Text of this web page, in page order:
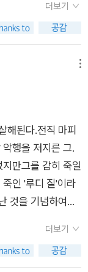
문 415
다. 탐욕스런 전직
락가락하는 바람
우의 도플갱어가
없는 미국인이 결
절 끝에 우연히
는 등 각각의 용의
는 에피소드들은
읽는 듯한 참신함
홀대받는 원주민과
한 감동을 전한다.
우리 자신을 무로
방문할 날은 오
든 지역을 여행한
로 다양한 모습
는 말이 있을 정
화들이 많다. 영
인의 용의자>. 믿
재하는 수도 델
한 발리우드의 도
유적과 함께 고층
시 첸나이, 갠지
막 자이살메르 황
지방까지 전 인도
더보기
해된다.전직 마피
행을 저지른 그.
만그를 감히 죽일
인 '루디 질'이라
것을 기념하여성
총을 들고 참석했
해자의 아버지
더보기